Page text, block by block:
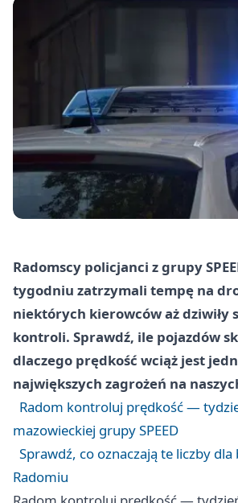
Radomscy policjanci z grupy
tygodniu zatrzymali tempę na
niektórych kierowców aż dziwiły
kontroli. Sprawdź, ile pojazdów
dlaczego prędkość wciąż jest
największych zagrożeń na
Radom kontroluj prędkość —
mazowieckiej grupy SPEED
Sprawdź, co oznaczają te liczby
Radomiu